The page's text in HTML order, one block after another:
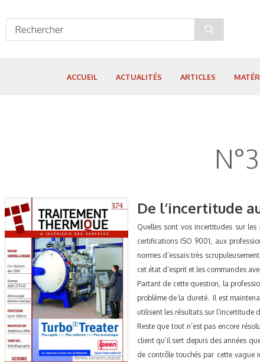
ACCUEIL ACTUALITÉS ARTICLES
De l’incertitude
Quelles sont vos incertitudes sur
certifications ISO 9001, aux
normes d’essais très
cet état d’esprit et les commandes
Partant de cette question, la
problème de la dureté. Il est
utilisent les résultats sur l’incertitude
Reste que tout n’est pas encore
client qu’il sert depuis des années
de contrôle touchés par cette vague